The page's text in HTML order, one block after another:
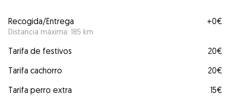
Recogida/Entrega
Distancia máxima: 185 km
+0€
Tarifa de festivos
20€
Tarifa cachorro
20€
Tarifa perro extra
15€